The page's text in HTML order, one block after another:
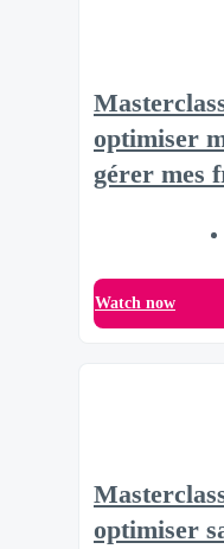
optimiser
gérer mes
Watch now
optimiser